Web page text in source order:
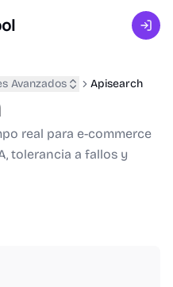
Avanzados Apisearch
real para e-commerce
tolerancia a fallos y